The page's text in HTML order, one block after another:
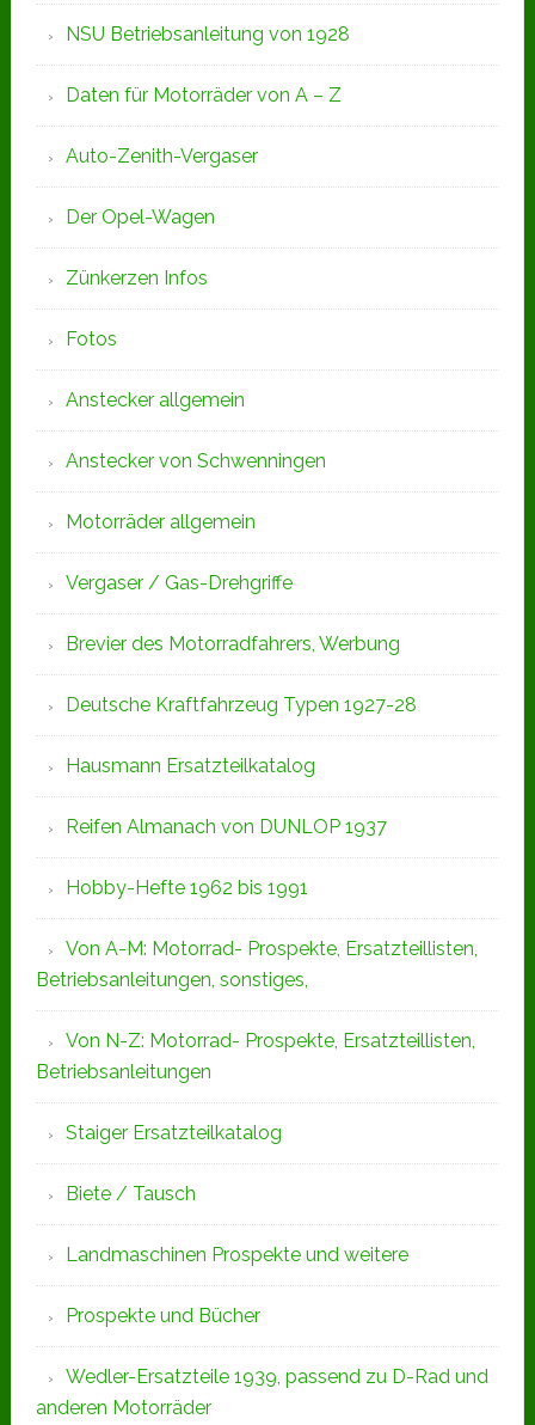
NSU Betriebsanleitung von 1928
Daten für Motorräder von A – Z
Auto-Zenith-Vergaser
Der Opel-Wagen
Zünkerzen Infos
Fotos
Anstecker allgemein
Anstecker von Schwenningen
Motorräder allgemein
Vergaser / Gas-Drehgriffe
Brevier des Motorradfahrers, Werbung
Deutsche Kraftfahrzeug Typen 1927-28
Hausmann Ersatzteilkatalog
Reifen Almanach von DUNLOP 1937
Hobby-Hefte 1962 bis 1991
Von A-M: Motorrad- Prospekte, Ersatzteillisten,
Betriebsanleitungen, sonstiges,
Von N-Z: Motorrad- Prospekte, Ersatzteillisten,
Betriebsanleitungen
Staiger Ersatzteilkatalog
Biete / Tausch
Landmaschinen Prospekte und weitere
Prospekte und Bücher
Wedler-Ersatzteile 1939, passend zu D-Rad und
anderen Motorräder